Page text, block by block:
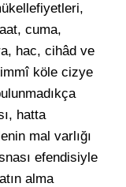
cuma,
hac, cihâd ve
köle cizye
hatta
mal varlığı
efendisiyle
alma